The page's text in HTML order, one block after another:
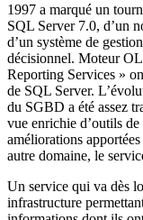
1997 a marqué un
SQL Server 7.0, d’un
d’un système de
décisionnel. Moteur
Reporting Services »
de SQL Server.
du SGBD a été assez
vue enrichie d’outils
améliorations
autre domaine, le
Un service qui va dès
infrastructure